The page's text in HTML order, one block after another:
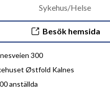
Sykehus/Helse
Besök hemsida
300
Østfold Kalnes
anställda